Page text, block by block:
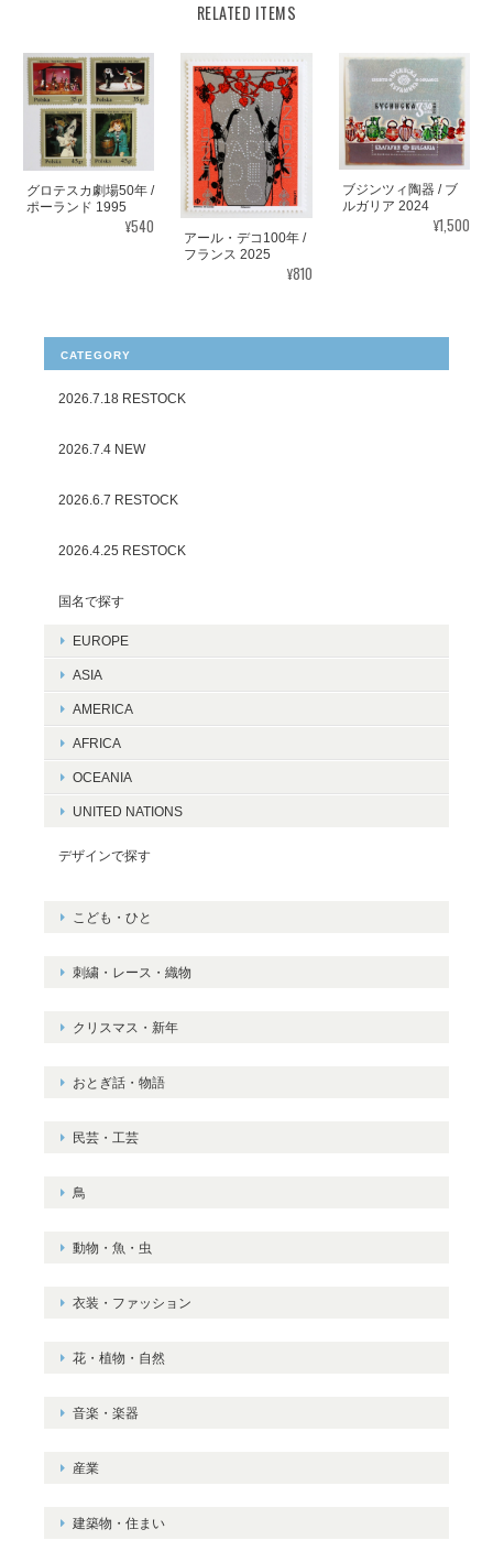
RELATED ITEMS
グロテスカ劇場50年 /
ポーランド 1995
¥540
アール・デコ100年 /
フランス 2025
¥810
ブジンツィ陶器 / ブ
ルガリア 2024
¥1,500
CATEGORY
2026.7.18 RESTOCK
2026.7.4 NEW
2026.6.7 RESTOCK
2026.4.25 RESTOCK
国名で探す
EUROPE
ASIA
AMERICA
AFRICA
OCEANIA
UNITED NATIONS
デザインで探す
こども・ひと
刺繍・レース・織物
クリスマス・新年
おとぎ話・物語
民芸・工芸
鳥
動物・魚・虫
衣装・ファッション
花・植物・自然
音楽・楽器
産業
建築物・住まい